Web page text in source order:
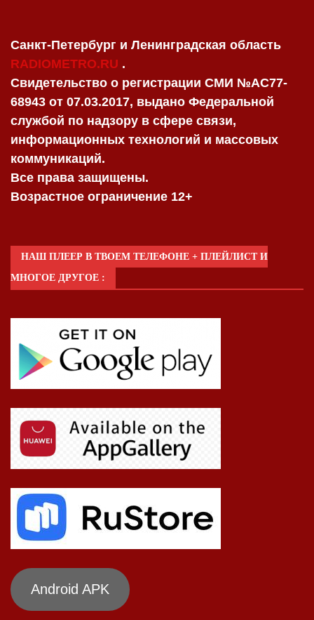
Санкт-Петербург и Ленинградская область
RADIOMETRO.RU .
Свидетельство о регистрации СМИ №AC77-
68943 от 07.03.2017, выдано Федеральной
службой по надзору в сфере связи,
информационных технологий и массовых
коммуникаций.
Все права защищены.
Возрастное ограничение 12+
НАШ ПЛЕЕР В ТВОЕМ ТЕЛЕФОНЕ + ПЛЕЙЛИСТ И
МНОГОЕ ДРУГОЕ :
Android APK